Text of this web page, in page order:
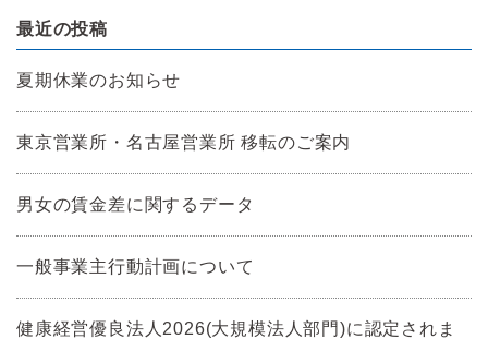
最近の投稿
夏期休業のお知らせ
東京営業所・名古屋営業所 移転のご案内
男女の賃金差に関するデータ
一般事業主行動計画について
健康経営優良法人2026(大規模法人部門)に認定されま